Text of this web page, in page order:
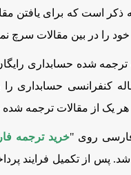
ذکر است که برای یافتن
را در بین مقالات سرچ
ترجمه شده حسابداری
کنفرانسی حسابداری را
یک از مقالات ترجمه شده
روی "خرید ترجمه
پس از تکمیل فرایند